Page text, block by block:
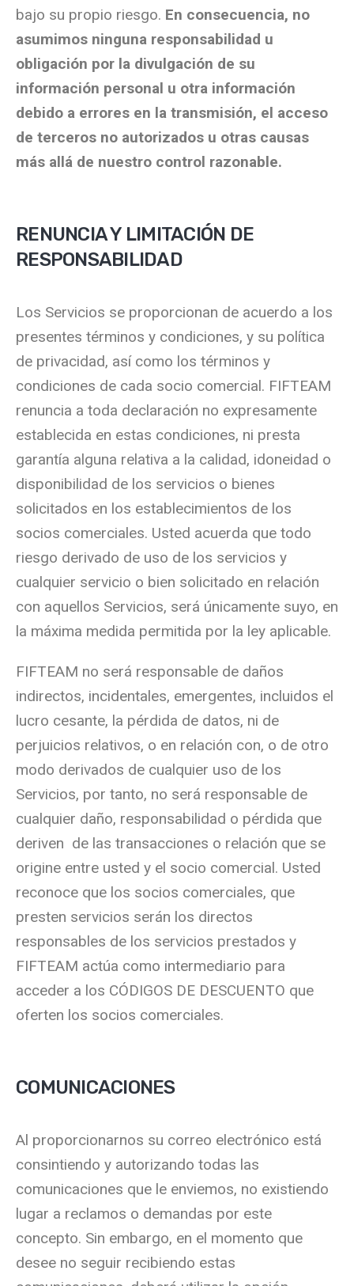
bajo su propio riesgo. En consecuencia, no
asumimos ninguna responsabilidad u
obligación por la divulgación de su
información personal u otra información
debido a errores en la transmisión, el acceso
de terceros no autorizados u otras causas
más allá de nuestro control razonable.
RENUNCIA Y LIMITACIÓN DE
RESPONSABILIDAD
Los Servicios se proporcionan de acuerdo a los
presentes términos y condiciones, y su política
de privacidad, así como los términos y
condiciones de cada socio comercial. FIFTEAM
renuncia a toda declaración no expresamente
establecida en estas condiciones, ni presta
garantía alguna relativa a la calidad, idoneidad o
disponibilidad de los servicios o bienes
solicitados en los establecimientos de los
socios comerciales. Usted acuerda que todo
riesgo derivado de uso de los servicios y
cualquier servicio o bien solicitado en relación
con aquellos Servicios, será únicamente suyo, en
la máxima medida permitida por la ley aplicable.
FIFTEAM no será responsable de daños
indirectos, incidentales, emergentes, incluidos el
lucro cesante, la pérdida de datos, ni de
perjuicios relativos, o en relación con, o de otro
modo derivados de cualquier uso de los
Servicios, por tanto, no será responsable de
cualquier daño, responsabilidad o pérdida que
deriven de las transacciones o relación que se
origine entre usted y el socio comercial. Usted
reconoce que los socios comerciales, que
presten servicios serán los directos
responsables de los servicios prestados y
FIFTEAM actúa como intermediario para
acceder a los CÓDIGOS DE DESCUENTO que
oferten los socios comerciales.
COMUNICACIONES
Al proporcionarnos su correo electrónico está
consintiendo y autorizando todas las
comunicaciones que le enviemos, no existiendo
lugar a reclamos o demandas por este
concepto. Sin embargo, en el momento que
desee no seguir recibiendo estas